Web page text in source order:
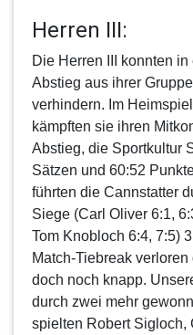
Herren III:
Die Herren III
konnten in
Abstieg aus ihrer
verhindern. Im
kämpften sie ihren
Abstieg, die Sportkultur
Sätzen und 60:52
führten die Cannstatter
Siege (Carl Oliver 6:1,
Tom Knobloch 6:4, 7:5)
Match-Tiebreak
doch noch knapp.
durch zwei mehr
spielten Robert Sigloch,